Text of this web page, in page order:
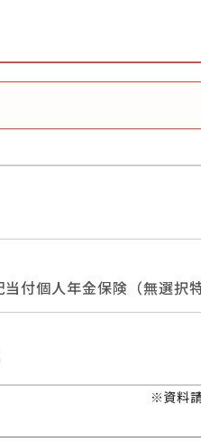
個人年金保険（無選択特
資料